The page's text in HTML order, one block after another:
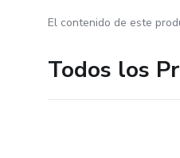
El contenido de este
Todos los